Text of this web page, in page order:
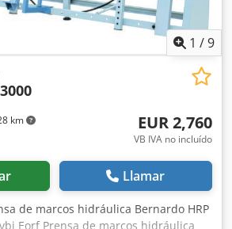
1 /9
km EUR 2,760
VB IVA no incluído
Llamar
de marcos hidráulica Bernardo HRP
Eorf Prensa de marcos hidráulica